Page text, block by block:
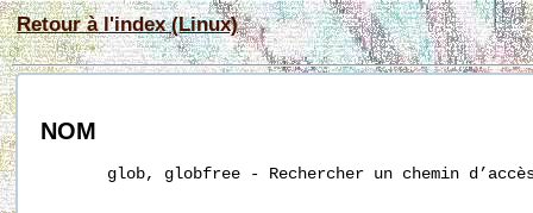
Retour à l'index (Linux)
NOM
glob, globfree - Rechercher un chemin